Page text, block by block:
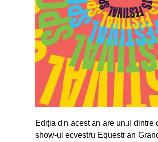
Ediția din acest an are unul dintre
show-ul ecvestru Equestrian